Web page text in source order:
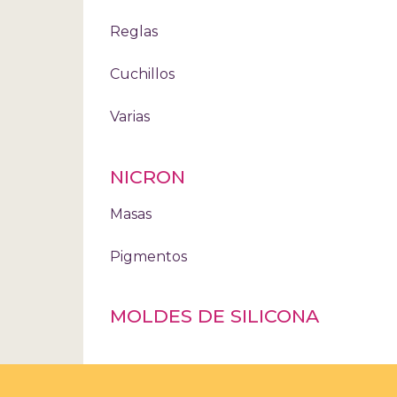
Reglas
Cuchillos
Varias
NICRON
Masas
Pigmentos
MOLDES DE SILICONA